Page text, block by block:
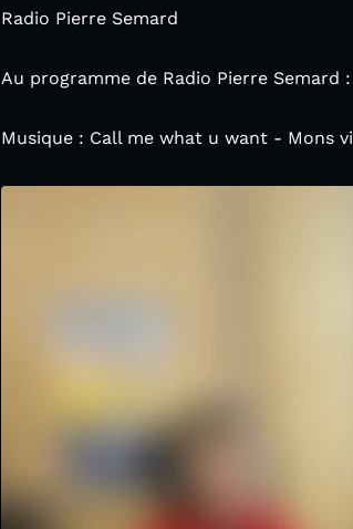
Radio Pierre Semard
Au programme de Radio Pierre Semard :
Musique : Call me what u want - Mons vi